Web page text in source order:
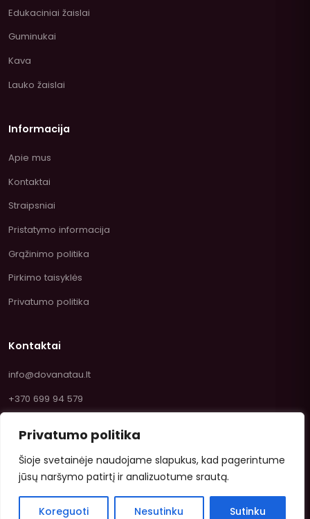
Privatumo politika
Šioje svetainėje naudojame slapukus, kad pagerintume
jūsų naršymo patirtį ir analizuotume srautą.
Koreguoti Nesutinku Sutinku
Edukaciniai žaislai
Guminukai
Kava
Lauko žaislai
Informacija
Apie mus
Kontaktai
Straipsniai
Pristatymo informacija
Grąžinimo politika
Pirkimo taisyklės
Privatumo politika
Kontaktai
info@dovanatau.lt
+370 699 94 579
© 2026 Dovanatau.lt — Saldumynai ir žaislai internetu.
VISA
Mastercard